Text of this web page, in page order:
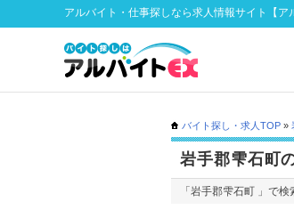
アルバイト・仕事探しなら求人情報サイト【ア
バイト探し・求人TOP »
岩手郡雫石町
「岩手郡雫石町 」で検